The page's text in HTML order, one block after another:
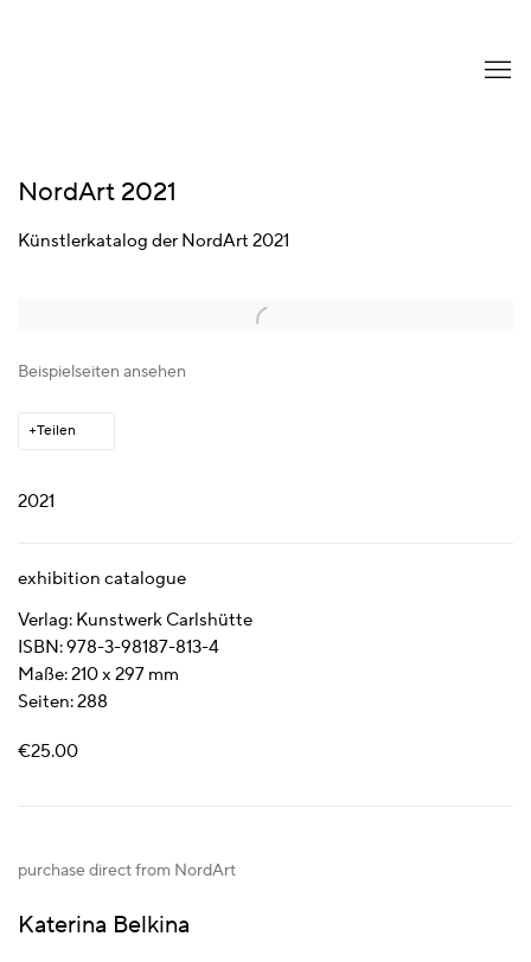
NordArt 2021
Künstlerkatalog der NordArt 2021
Open a larger version of the following image in a popup:
Beispielseiten ansehen
Teilen
2021
exhibition catalogue
Verlag: Kunstwerk Carlshütte
ISBN: 978-3-98187-813-4
Maße: 210 x 297 mm
Seiten: 288
€25.00
purchase direct from NordArt
Katerina Belkina